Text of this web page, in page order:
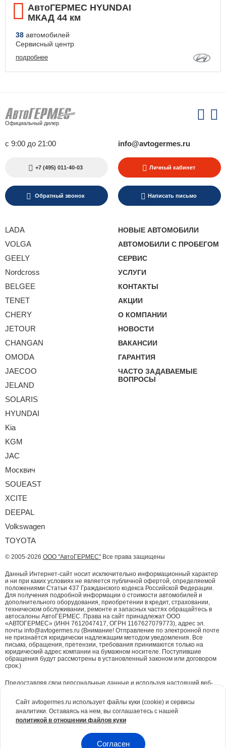
АвтоГЕРМЕС HYUNDAI
МКАД 44 км
38 автомобилей
Сервисный центр
подробнее
Официальный дилер
с 9:00 до 21:00 info@avtogermes.ru
+7 (495) 011-40-03 Личный кабинет
Обратный звонок Написать письмо
LADA
VOLGA
GEELY
Nordcross
BELGEE
TENET
CHERY
JETOUR
CHANGAN
OMODA
JAECOO
JELAND
SOLARIS
HYUNDAI
Kia
KGM
JAC
Москвич
SOUEAST
XCITE
DEEPAL
Volkswagen
TOYOTA
НОВЫЕ АВТОМОБИЛИ
АВТОМОБИЛИ С ПРОБЕГОМ
СЕРВИС
УСЛУГИ
КОНТАКТЫ
АКЦИИ
О КОМПАНИИ
НОВОСТИ
ВАКАНСИИ
ГАРАНТИЯ
ЧАСТО ЗАДАВАЕМЫЕ
ВОПРОСЫ
© 2005-2026 ООО "АвтоГЕРМЕС" Все права защищены
Данный Интернет-сайт носит исключительно информационный характер
и ни при каких условиях не является публичной офертой, определяемой
положениями Статьи 437 Гражданского кодекса Российской Федерации.
Для получения подробной информации о стоимости автомобилей и
дополнительного оборудования, приобретении в кредит, страховании,
техническом обслуживании, ремонте и запасных частях обращайтесь в
автосалоны АвтоГЕРМЕС. Права на сайт принадлежат ООО
«АВТОГЕРМЕС» (ИНН 7612047417, ОГРН 1167627079773), адрес эл.
почты info@avtogermes.ru (Внимание! Отправление по электронной почте
не признаётся юридически надлежащим методом уведомления. Все
письма, обращения, претензии, требования принимаются только на
юридический адрес компании на бумажном носителе. Поступившие
обращения будут рассмотрены в установленный законом или договором
срок.)
Предоставляя свои персональные данные и используя настоящий веб-
Для повышения удобства работы с сайтом и обеспечения его корректной
работы компания АвтоГЕРМЕСиспользует файлы куки (cookie)
идентифицируют Ваши личные данные. Вся информация является сугубо
конфиденциальной. При необходимости Вы можете отключить куки с
Сайт avtogermes.ru использует файлы куки (cookie) и сервисы
аналитики. Оставаясь на нем, вы соглашаетесь с нашей
политикой в отношении файлов куки
Согласен